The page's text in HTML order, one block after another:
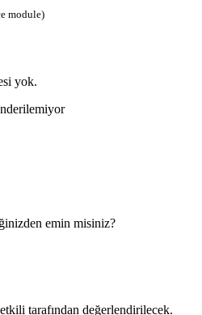
module)
yok.
emin misiniz?
tarafından değerlendirilecek.